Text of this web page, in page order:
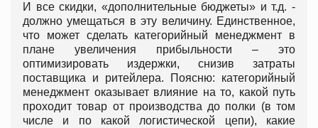
И все скидки, «дополнительные бюджеты» и т.д. -
должно умещаться в эту величину. Единственное,
что может сделать категорийный менеджмент в
плане увеличения прибыльности – это
оптимизировать издержки, снизив затраты
поставщика и ритейлера. Поясню: категорийный
менеджмент оказывает влияние на то, какой путь
проходит товар от производства до полки (в том
числе и по какой логистической цепи), какие